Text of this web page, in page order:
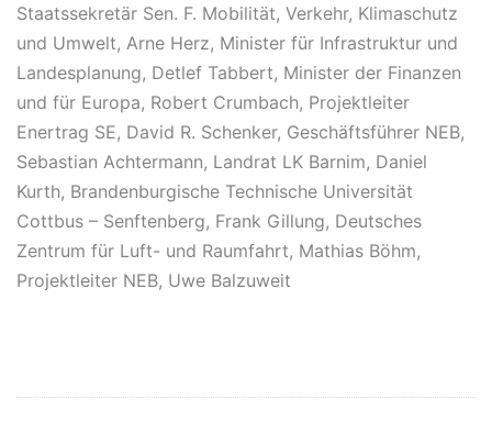
Staatssekretär Sen. F. Mobilität, Verkehr, Klimaschutz
und Umwelt, Arne Herz, Minister für Infrastruktur und
Landesplanung, Detlef Tabbert, Minister der Finanzen
und für Europa, Robert Crumbach, Projektleiter
Enertrag SE, David R. Schenker, Geschäftsführer NEB,
Sebastian Achtermann, Landrat LK Barnim, Daniel
Kurth, Brandenburgische Technische Universität
Cottbus – Senftenberg, Frank Gillung, Deutsches
Zentrum für Luft- und Raumfahrt, Mathias Böhm,
Projektleiter NEB, Uwe Balzuweit